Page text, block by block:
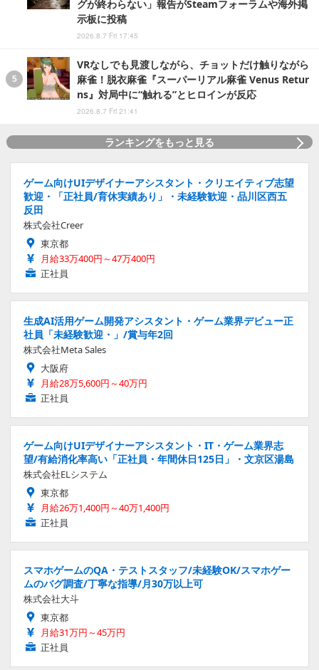
グが終わらない」報告がSteamフォーラムや海外掲
示板に投稿
2026.8.7 Fri 17:45
VRなしでも見渡しながら、チョットだけ触りながら
麻雀！脱衣麻雀『スーパーリアル麻雀 Venus Retur
ns』対局中に“触れる”とヒロインが反応
2026.8.7 Fri 21:41
ランキングをもっと見る
ゲーム向けUIデザイナーアシスタント・クリエイティブ志望
歓迎・「正社員/育休実績あり」・未経験歓迎・品川区西五
反田
株式会社Creer
東京都
月給33万400円～47万400円
正社員
生成AI活用ゲーム開発アシスタント・ゲーム業界デビュー正
社員「未経験歓迎・」/賞与年2回
株式会社Meta Sales
大阪府
月給28万5,600円～40万円
正社員
ゲーム向けUIデザイナーアシスタント・IT・ゲーム業界志
望/有給消化率高い「正社員・年間休日125日」・文京区湯島
株式会社ELシステム
東京都
月給26万1,400円～40万1,400円
正社員
スマホゲームのQA・テストスタッフ/未経験OK/スマホゲー
ムのバグ調査/丁寧な指導/月30万以上可
株式会社大斗
東京都
月給31万円～45万円
正社員